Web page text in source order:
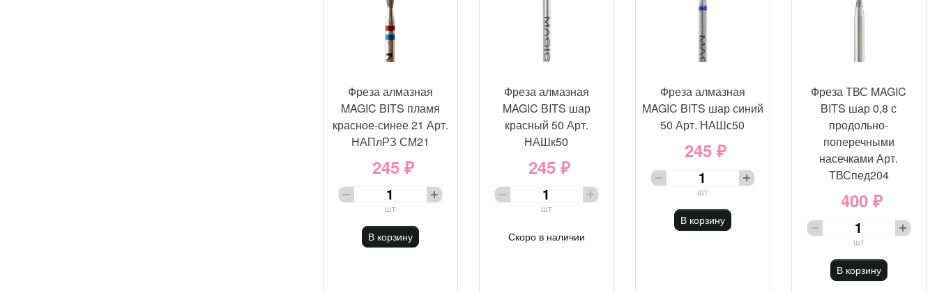
Фреза алмазная
MAGIC BITS пламя
красное-синее 21 Арт.
НАПлРЗ СМ21
245 ₽
шт
В корзину
Фреза алмазная
MAGIC BITS шар
красный 50 Арт.
НАШк50
245 ₽
шт
Скоро в наличии
Фреза алмазная
MAGIC BITS шар синий
50 Арт. НАШс50
245 ₽
шт
В корзину
Фреза ТВС MAGIC
BITS шар 0,8 с
продольно-
поперечными
насечками Арт.
ТВСпед204
400 ₽
шт
В корзину